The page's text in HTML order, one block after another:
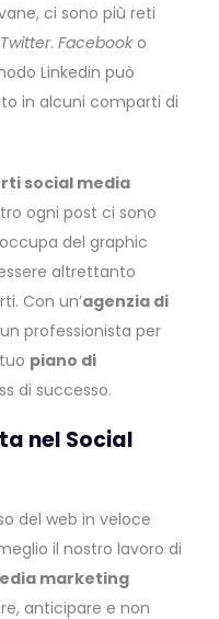
ci sono più reti
Twitter. Facebooko
Linkedin può
in alcuni comparti di
social media
ogni post ci sono
del graphic
altrettanto
Con un’agenzia di
professionista per
piano di
di successo.
nel Social
del web in veloce
il nostro lavoro di
marketing
anticipare e non